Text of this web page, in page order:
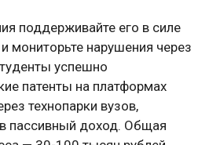
поддерживайте его в силе
мониторьте нарушения через
успешно
патенты на платформах
технопарки вузов,
пассивный доход. Общая